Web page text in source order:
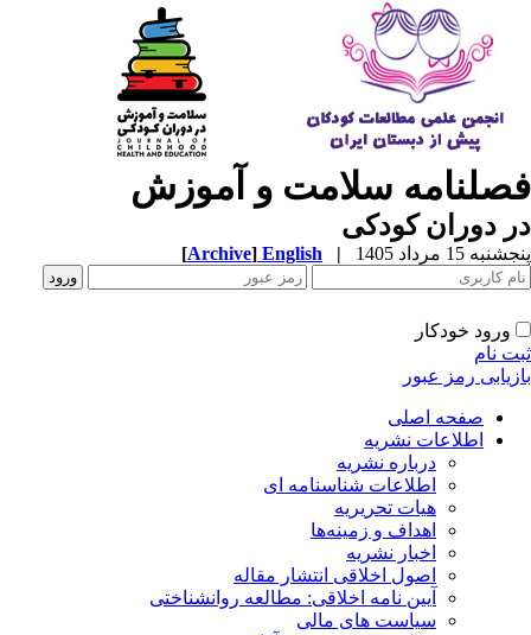
سلامت و آموزش
دوران کودکی
15 مرداد 1405 |
English
[Archive]
ورود خودکار
نام
رمز عبور
صفحه اصلی
اطلاعات نشریه
درباره نشریه
اطلاعات شناسنامه ای
هیات تحریریه
اهداف و زمینه‌ها
اخبار نشریه
اصول اخلاقی انتشار مقاله
آیین نامه اخلاقی: مطالعه روانشناختی
سیاست های مالی